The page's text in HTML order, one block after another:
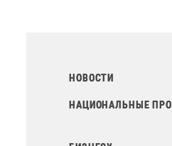
НОВОСТИ
НАЦИОНАЛЬНЫЕ